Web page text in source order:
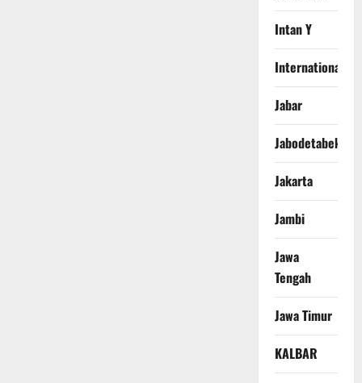
Intan Y
International
Jabar
Jabodetabek
Jakarta
Jambi
Jawa
Tengah
Jawa Timur
KALBAR